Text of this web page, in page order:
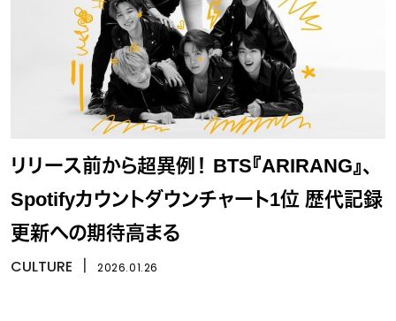
リリース前から超異例！ BTS『ARIRANG』、
Spotifyカウントダウンチャート1位 歴代記録
更新への期待高まる
CULTURE 2026.01.26